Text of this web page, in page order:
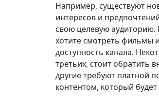
Например, существуют
интересов и
свою целевую аудиторию.
хотите смотреть фильмы
доступность канала.
третьих, стоит обратить
другие требуют платной
контентом, который